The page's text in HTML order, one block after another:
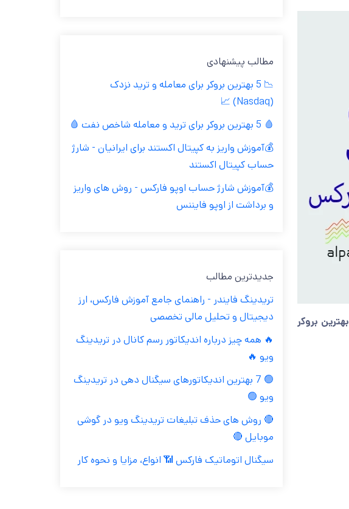
بهترین بروکر
مطالب پیشنهادی
📉 5 بهترین بروکر برای معامله و ترید نزدک
(Nasdaq) 📈
🩸 5 بهترین بروکر برای ترید و معامله شاخص نفت 🩸
💰آموزش واریز به کپیتال اکستند برای ایرانیان - شارژ
حساب کپیتال اکستند
💰آموزش شارژ حساب اوپو فارکس - روش های واریز
و برداشت از اوپو فایننس
جدیدترین مطالب
تریدینگ فایندر - راهنمای جامع آموزش فارکس، ارز
دیجیتال و تحلیل مالی تخصصی
🔥 همه چیز درباره اندیکاتور رسم کانال در تریدینگ
ویو 🔥
🟢 7 بهترین اندیکاتورهای سیگنال دهی در تریدینگ
ویو 🟢
🔴 روش های حذف تبلیغات تریدینگ ویو در گوشی
موبایل 🔴
سیگنال اتوماتیک فارکس 📶 انواع، مزایا و نحوه کار